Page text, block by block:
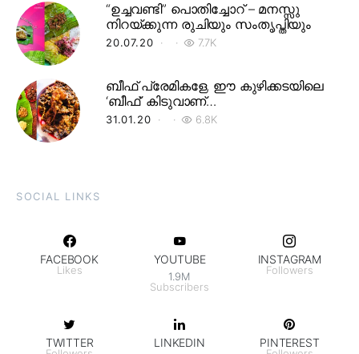
“ഉച്ചവണ്ടി” പൊതിച്ചോറ് – മനസ്സു
നിറയ്ക്കുന്ന രുചിയും സംതൃപ്തിയും
20.07.20 7.7K
ബീഫ് പ്രേമികളേ, ഈ കുഴിക്കടയിലെ
‘ബീഫ്’ കിടുവാണ്…
31.01.20 6.8K
SOCIAL LINKS
FACEBOOK
Likes
YOUTUBE
1.9M
Subscribers
INSTAGRAM
Followers
TWITTER LINKEDIN PINTEREST